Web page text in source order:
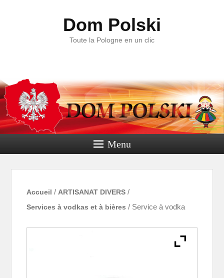
Dom Polski
Toute la Pologne en un clic
Menu
Accueil / ARTISANAT DIVERS /
Services à vodkas et à bières / Service à vodka